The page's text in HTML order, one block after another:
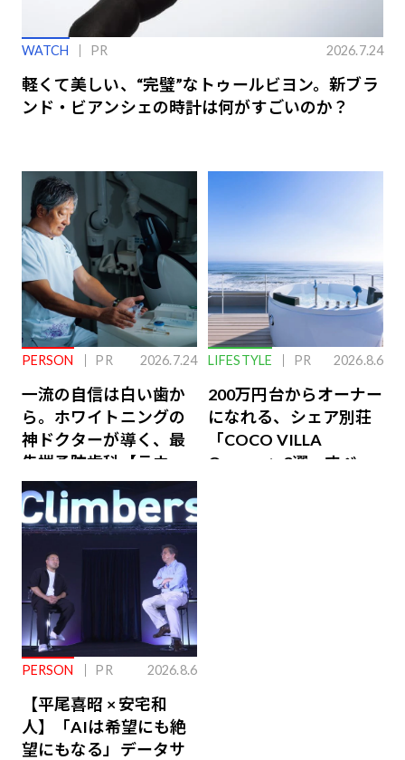
WATCH PR 2026.7.24
軽くて美しい、“完璧”なトゥールビヨン。新ブラ
ンド・ビアンシェの時計は何がすごいのか？
PERSON PR 2026.7.24
一流の自信は白い歯か
ら。ホワイトニングの
神ドクターが導く、最
先端予防歯科【ラウン
ジ会員特典あり】
LIFESTYLE PR 2026.8.6
200万円台からオーナー
になれる、シェア別荘
「COCO VILLA
Owners」3選。すべて
PERSON PR 2026.8.6
【平尾喜昭 × 安宅和
人】「AIは希望にも絶
望にもなる」データサ